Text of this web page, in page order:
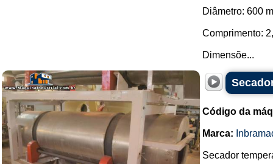
Diâmetro: 600
Comprimento:
Dimensõe...
Código da
Marca:
Secador